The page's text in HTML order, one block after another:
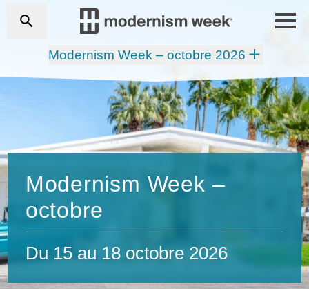
Modernism Week – octobre 2026
Modernism Week –
octobre
Du 15 au 18 octobre 2026